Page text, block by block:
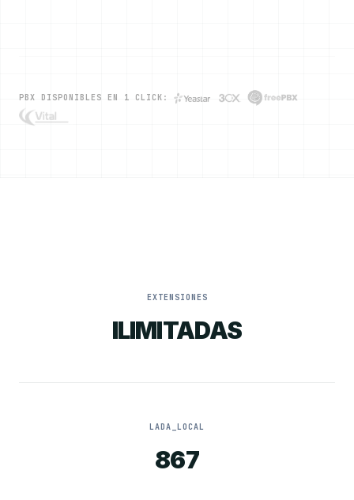
PBX DISPONIBLES EN 1 CLICK:
EXTENSIONES
ILIMITADAS
LADA_LOCAL
867